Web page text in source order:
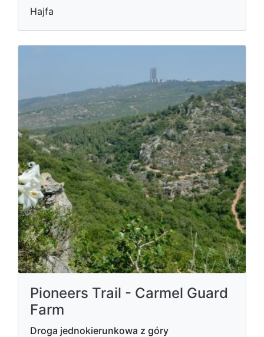
Hajfa
Pioneers Trail - Carmel Guard
Farm
Droga jednokierunkowa z góry